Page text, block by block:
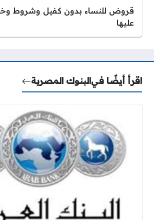
قروض للنساء بدون كفيل وشروط
عليها
اقرأ أيضًا فيالبنوك المصرية